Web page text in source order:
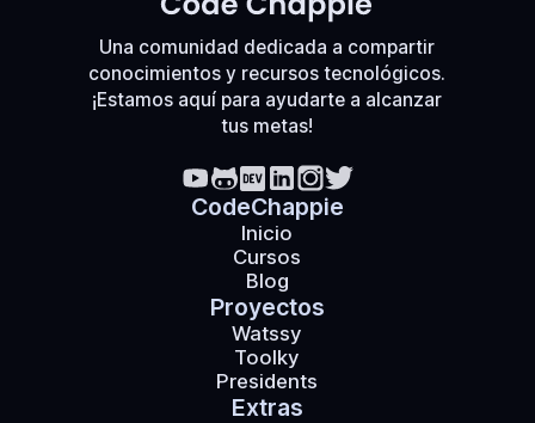
Una comunidad dedicada a compartir
conocimientos y recursos tecnológicos.
¡Estamos aquí para ayudarte a alcanzar
tus metas!
CodeChappie
Inicio
Cursos
Blog
Proyectos
Watssy
Toolky
Presidents
Extras